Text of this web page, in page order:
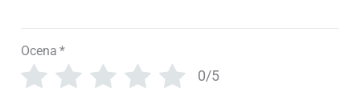
Ocena *
0/5